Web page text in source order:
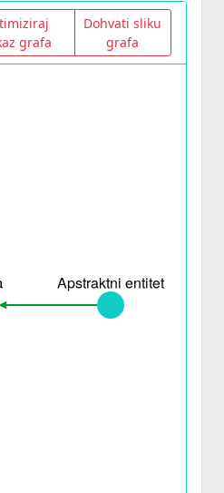
grafa
Dohvati sliku
grafa